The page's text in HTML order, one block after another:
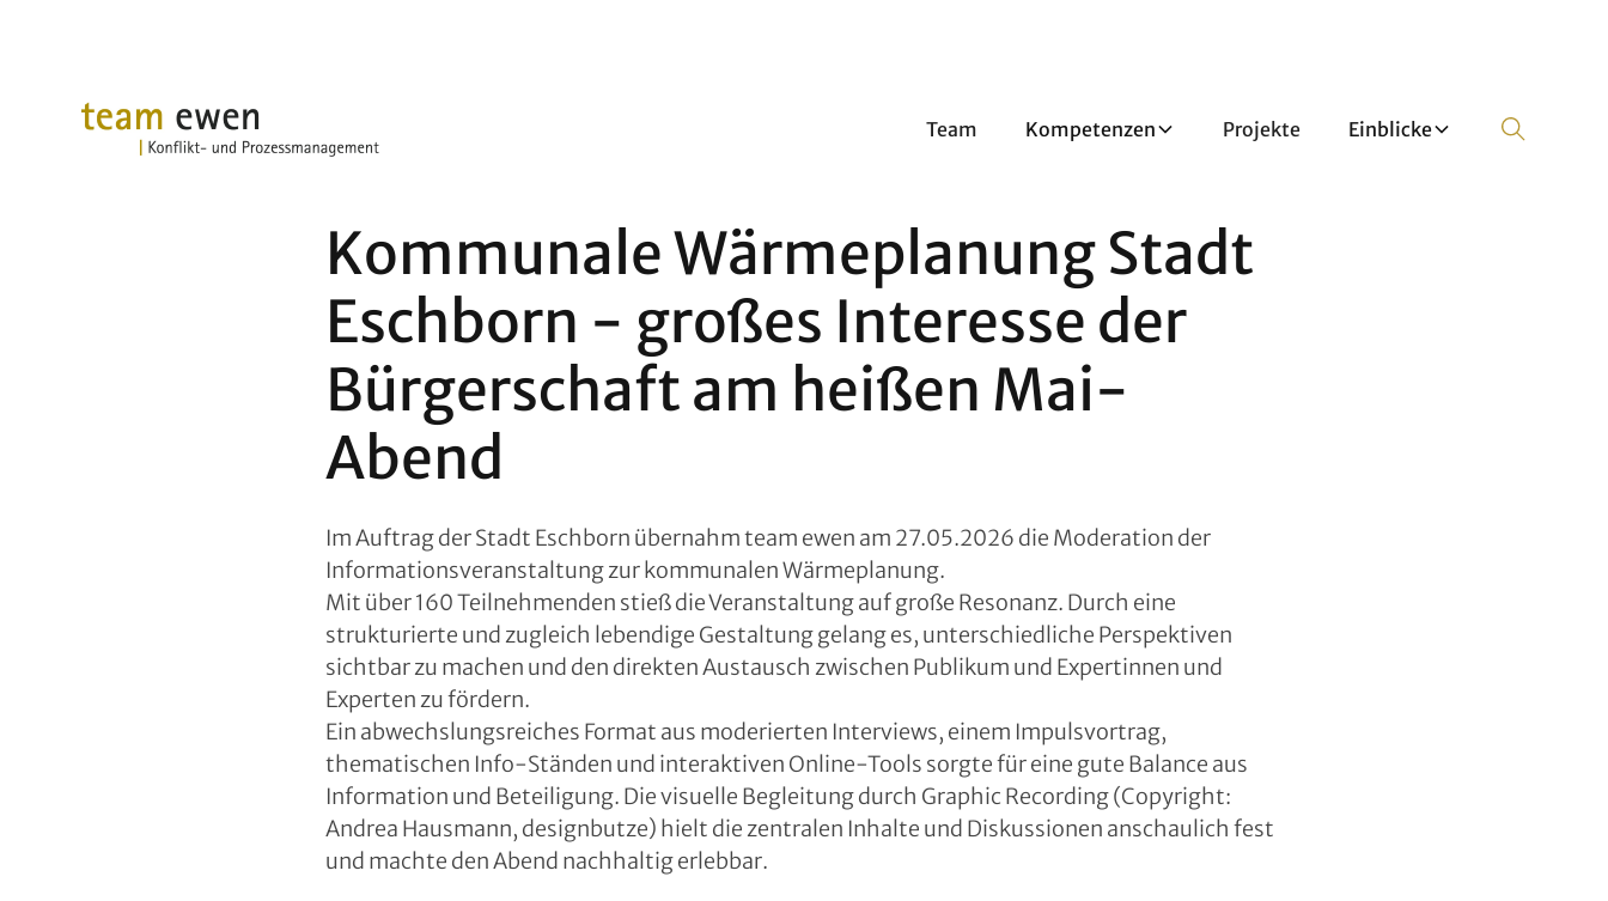
Team Kompetenzen Projekte Einblicke
Kommunale Wärmeplanung Stadt
Eschborn - großes Interesse der
Bürgerschaft am heißen Mai-
Abend
Im Auftrag der Stadt Eschborn übernahm team ewen am 27.05.2026 die Moderation der
Informationsveranstaltung zur kommunalen Wärmeplanung.
Mit über 160 Teilnehmenden stieß die Veranstaltung auf große Resonanz. Durch eine
strukturierte und zugleich lebendige Gestaltung gelang es, unterschiedliche Perspektiven
sichtbar zu machen und den direkten Austausch zwischen Publikum und Expertinnen und
Experten zu fördern.
Ein abwechslungsreiches Format aus moderierten Interviews, einem Impulsvortrag,
thematischen Info-Ständen und interaktiven Online-Tools sorgte für eine gute Balance aus
Information und Beteiligung. Die visuelle Begleitung durch Graphic Recording (Copyright:
Andrea Hausmann, designbutze) hielt die zentralen Inhalte und Diskussionen anschaulich fest
und machte den Abend nachhaltig erlebbar.